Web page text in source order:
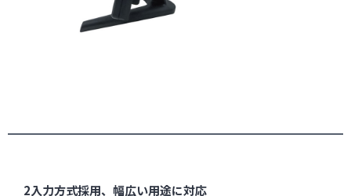
2入力方式採用、幅広い用途に対応